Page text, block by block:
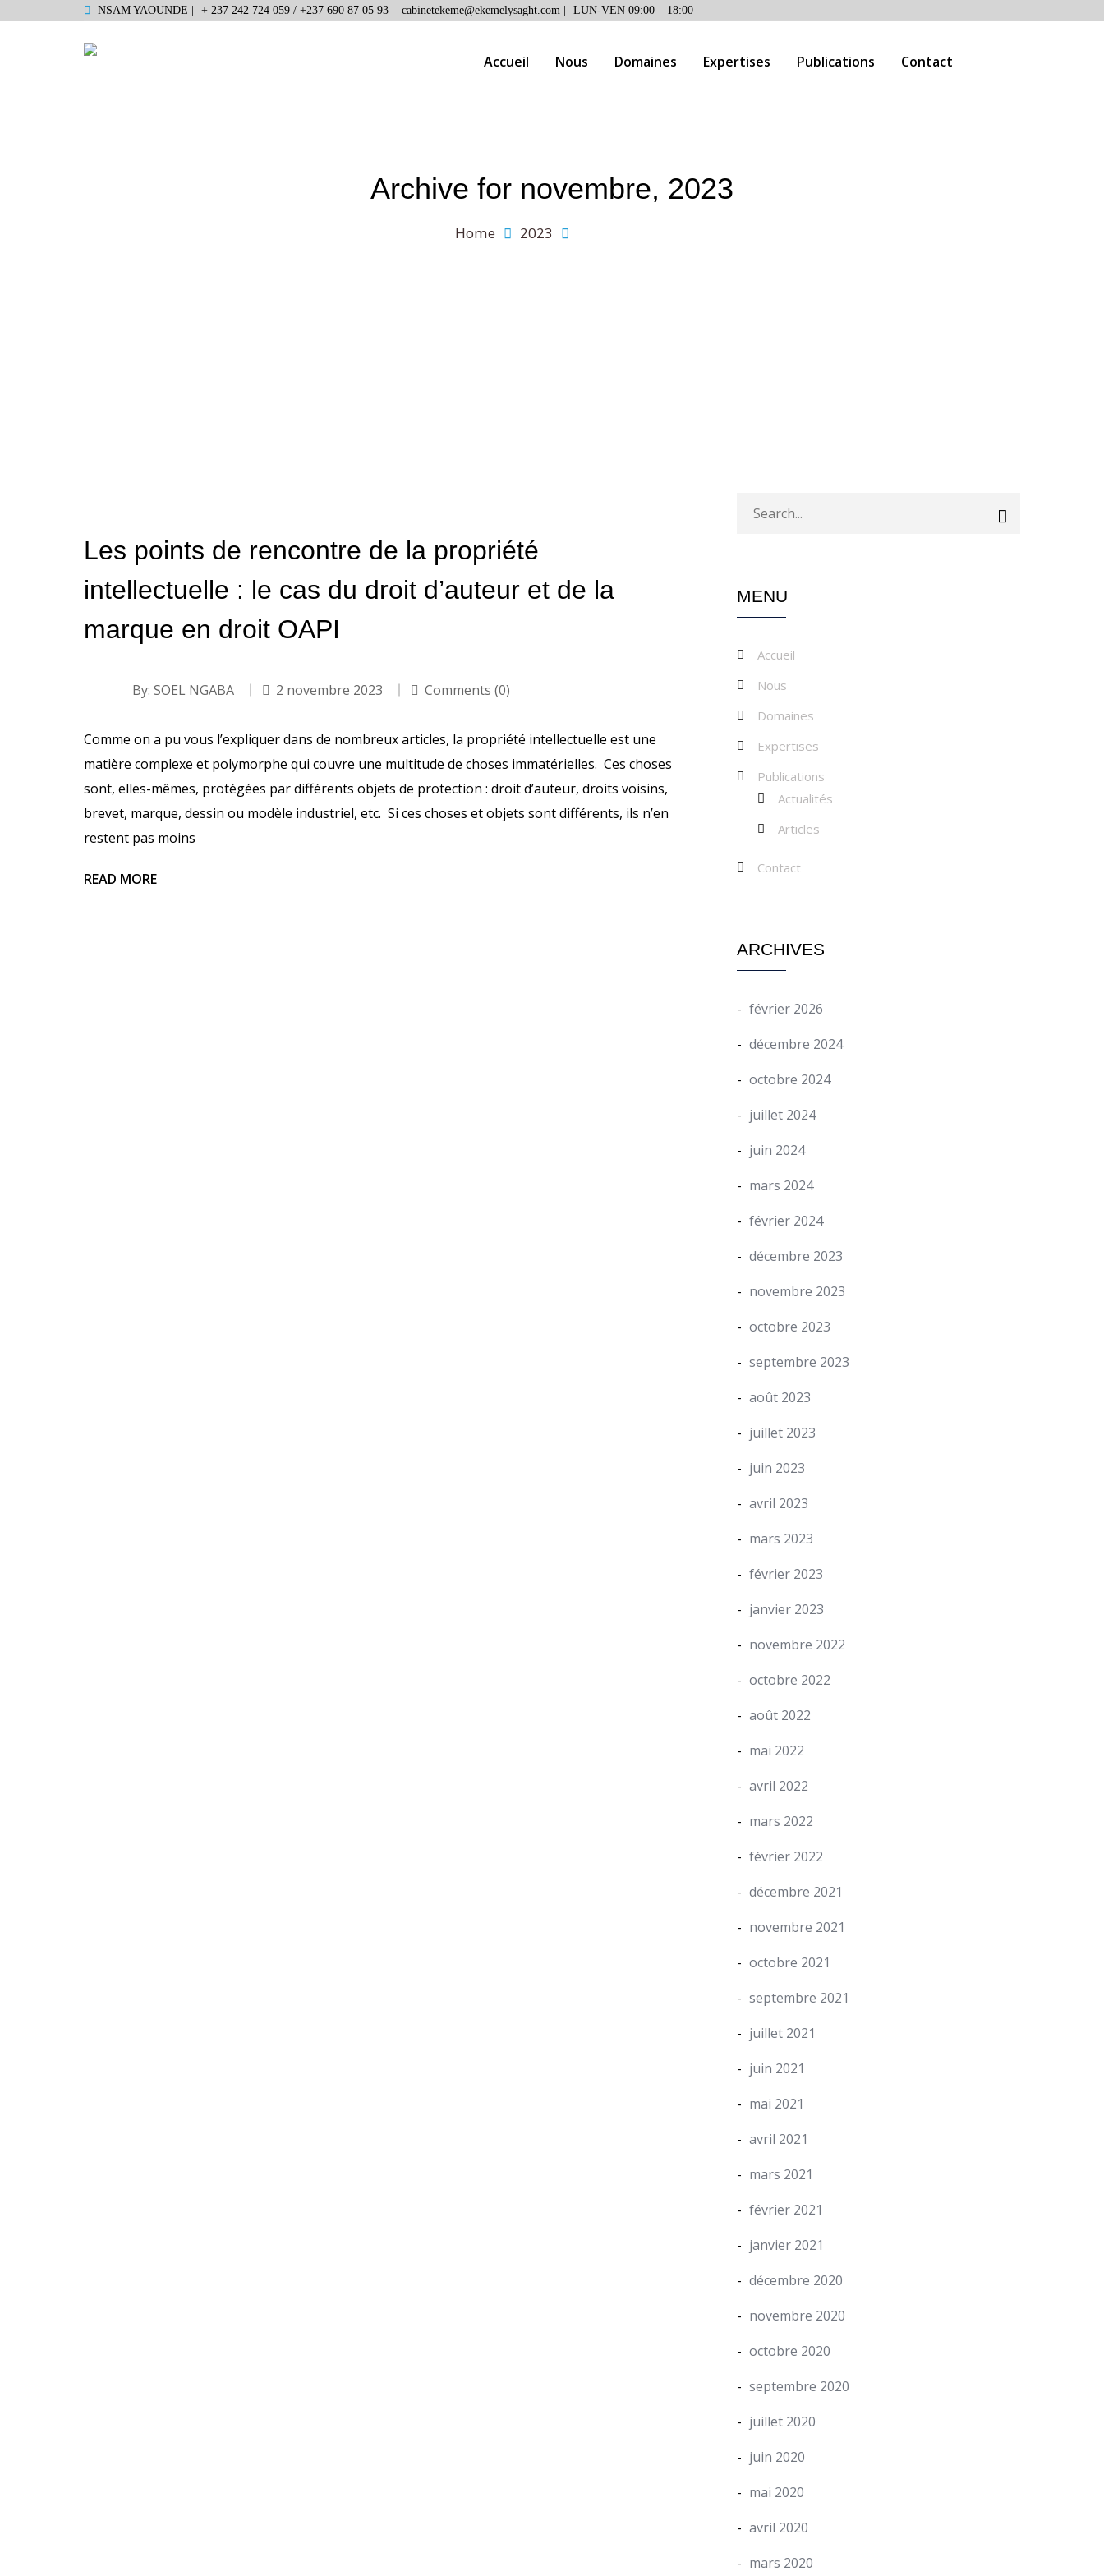
NSAM YAOUNDE | + 237 242 724 059 / +237 690 87 05 93 | cabinetekeme@ekemelysaght.com | LUN-VEN 09:00 – 18:00
Accueil Nous Domaines Expertises Publications Contact
Archive for novembre, 2023
Home 2023
Les points de rencontre de la propriété
intellectuelle : le cas du droit d’auteur et de la
marque en droit OAPI
By: SOEL NGABA 2 novembre 2023 Comments (0)
Comme on a pu vous l’expliquer dans de nombreux articles, la propriété intellectuelle est une
matière complexe et polymorphe qui couvre une multitude de choses immatérielles. Ces choses
sont, elles-mêmes, protégées par différents objets de protection : droit d’auteur, droits voisins,
brevet, marque, dessin ou modèle industriel, etc. Si ces choses et objets sont différents, ils n’en
restent pas moins
READ MORE
MENU
Accueil
Nous
Domaines
Expertises
Publications
Actualités
Articles
Contact
ARCHIVES
février 2026
décembre 2024
octobre 2024
juillet 2024
juin 2024
mars 2024
février 2024
décembre 2023
novembre 2023
octobre 2023
septembre 2023
août 2023
juillet 2023
juin 2023
avril 2023
mars 2023
février 2023
janvier 2023
novembre 2022
octobre 2022
août 2022
mai 2022
avril 2022
mars 2022
février 2022
décembre 2021
novembre 2021
octobre 2021
septembre 2021
juillet 2021
juin 2021
mai 2021
avril 2021
mars 2021
février 2021
janvier 2021
décembre 2020
novembre 2020
octobre 2020
septembre 2020
juillet 2020
juin 2020
mai 2020
avril 2020
mars 2020